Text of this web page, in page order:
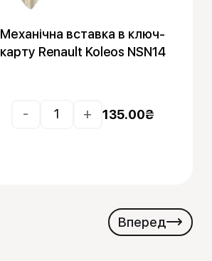
Механічна вставка в ключ-
карту Renault Koleos NSN14
- + 135.00₴
Вперед